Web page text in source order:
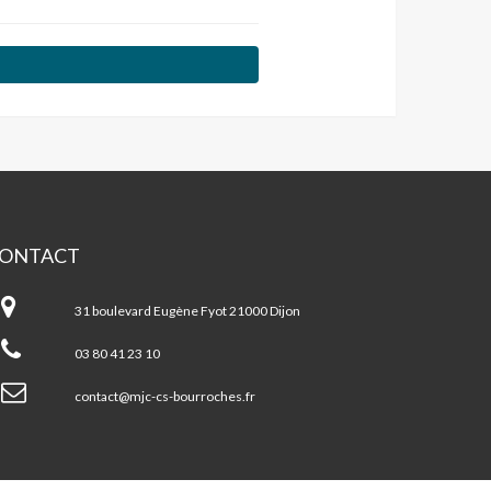
31 boulevard Eugène Fyot 21000 Dijon
03 80 41 23 10
contact@mjc-cs-bourroches.fr